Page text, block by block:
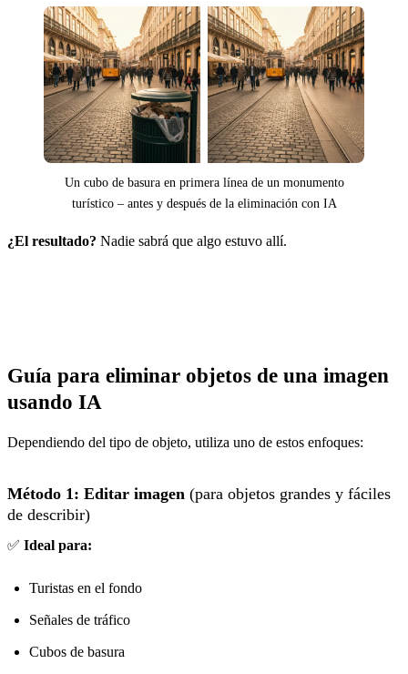
Un cubo de basura en primera línea de un monumento
turístico – antes y después de la eliminación con IA
¿El resultado? Nadie sabrá que algo estuvo allí.
Guía para eliminar objetos de una imagen
usando IA
Dependiendo del tipo de objeto, utiliza uno de estos enfoques:
Método 1: Editar imagen (para objetos grandes y fáciles
de describir)
✅ Ideal para:
Turistas en el fondo
Señales de tráfico
Cubos de basura